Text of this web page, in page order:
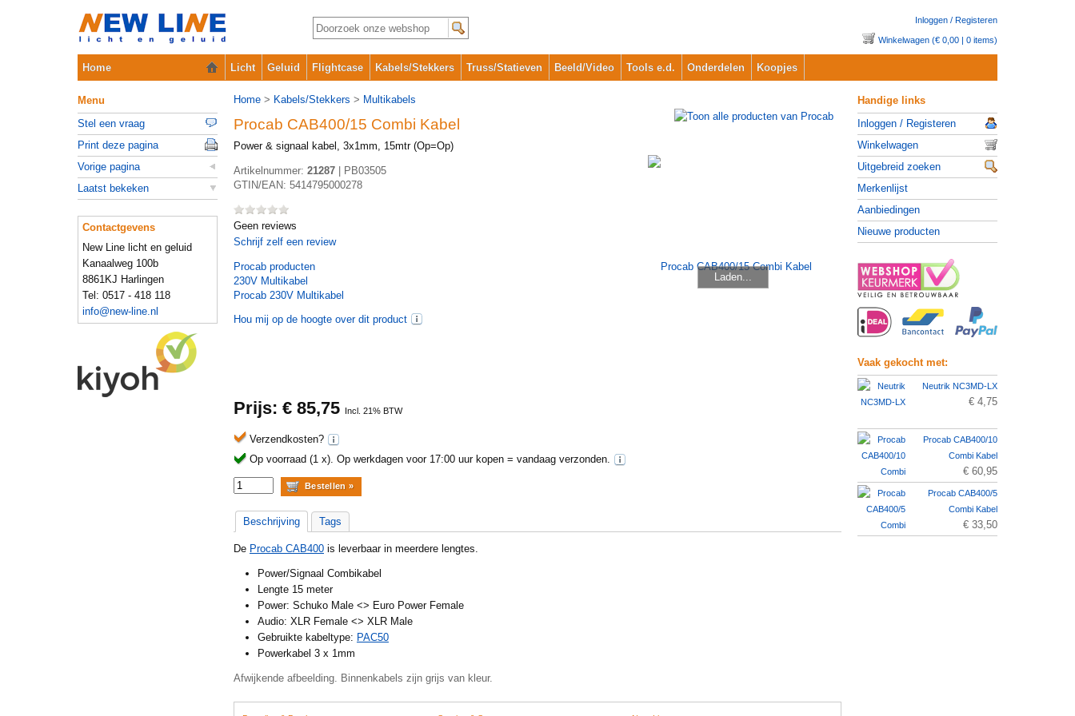
Inloggen / Registeren
Winkelwagen (€ 0,00 | 0 items)
Home Licht Geluid Flightcase Kabels/Stekkers Truss/Statieven Beeld/Video Tools e.d. Onderdelen Koopjes
Home > Kabels/Stekkers > Multikabels
Procab CAB400/15 Combi Kabel
Power & signaal kabel, 3x1mm, 15mtr (Op=Op)
Laden...
Artikelnummer: 21287
PB03505
GTIN/EAN: 5414795000278
Geen reviews
Schrijf zelf een review
Procab producten
230V Multikabel
Procab 230V Multikabel
Hou mij op de hoogte over dit product
Prijs: € 85,75 Incl. 21% BTW
Verzendkosten?
Op voorraad (1 x). Op werkdagen voor 17:00 uur kopen = vandaag verzonden.
Beschrijving Tags
De Procab CAB400 is leverbaar in meerdere lengtes.
Power/Signaal Combikabel
Lengte 15 meter
Power: Schuko Male <> Euro Power Female
Audio: XLR Female <> XLR Male
Gebruikte kabeltype: PAC50
Powerkabel 3 x 1mm
Afwijkende afbeelding. Binnenkabels zijn grijs van kleur.
Menu
Stel een vraag
Print deze pagina
Vorige pagina
Laatst bekeken
Contactgevens
New Line licht en geluid
Kanaalweg 100b
8861KJ Harlingen
Tel: 0517 - 418 118
info@new-line.nl
Handige links
Inloggen / Registeren
Winkelwagen
Uitgebreid zoeken
Merkenlijst
Aanbiedingen
Nieuwe producten
Vaak gekocht met:
Neutrik NC3MD-LX
€ 4,75
Procab CAB400/10
Combi Kabel
€ 60,95
Procab CAB400/5
Combi Kabel
€ 33,50